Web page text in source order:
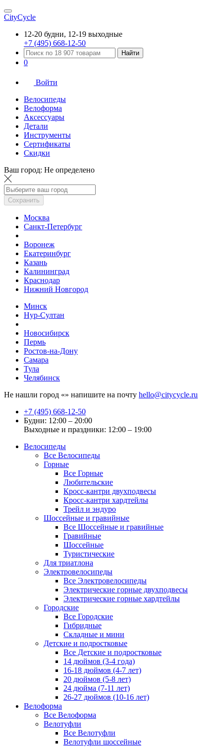
CityCycle
12-20 будни, 12-19 выходные
+7 (495) 668-12-50
Найти
0
Войти
Велосипеды
Велоформа
Аксессуары
Детали
Инструменты
Сертификаты
Скидки
Ваш город: Не определено
Сохранить
Москва
Санкт-Петербург
Воронеж
Екатеринбург
Казань
Калининград
Краснодар
Нижний Новгород
Минск
Нур-Султан
Новосибирск
Пермь
Ростов-на-Дону
Самара
Тула
Челябинск
Не нашли город «» напишите на почту hello@citycycle.ru
+7 (495) 668-12-50
Будни: 12:00 – 20:00
Выходные и праздники: 12:00 – 19:00
Велосипеды
Все Велосипеды
Горные
Все Горные
Любительские
Кросс-кантри двухподвесы
Кросс-кантри хардтейлы
Трейл и эндуро
Шоссейные и гравийные
Все Шоссейные и гравийные
Гравийные
Шоссейные
Туристические
Для триатлона
Электровелосипеды
Все Электровелосипеды
Электрические горные двухподвесы
Электрические горные хардтейлы
Городские
Все Городские
Гибридные
Складные и мини
Детские и подростковые
Все Детские и подростковые
14 дюймов (3-4 года)
16-18 дюймов (4-7 лет)
20 дюймов (5-8 лет)
24 дюйма (7-11 лет)
26-27 дюймов (10-16 лет)
Велоформа
Все Велоформа
Велотуфли
Все Велотуфли
Велотуфли шоссейные